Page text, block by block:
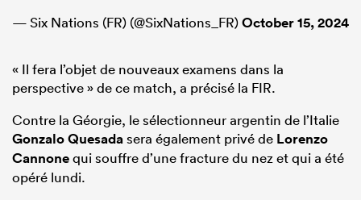
— Six Nations (FR) (@SixNations_FR)October 15, 2024
« Il fera l’objet de nouveaux examens dans la
perspective » de ce match, a précisé la FIR.
Contre la Géorgie, le sélectionneur argentin de l’Italie
Gonzalo Quesadasera également privé de Lorenzo
Cannonequi souffre d’une fracture du nez et qui a été
opéré lundi.